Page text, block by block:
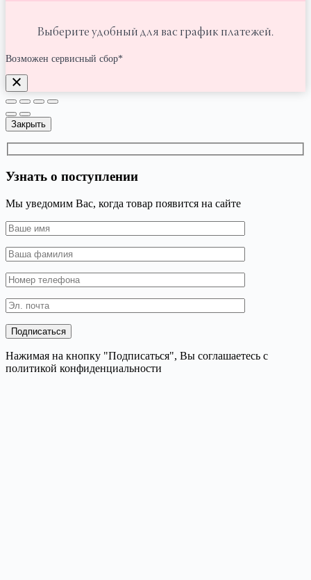
Выберите удобный для вас график платежей.
Возможен сервисный сбор*
Закрыть
Узнать о поступлении
Мы уведомим Вас, когда товар появится на сайте
Нажимая на кнопку "Подписаться", Вы соглашаетесь с
политикой конфиденциальности